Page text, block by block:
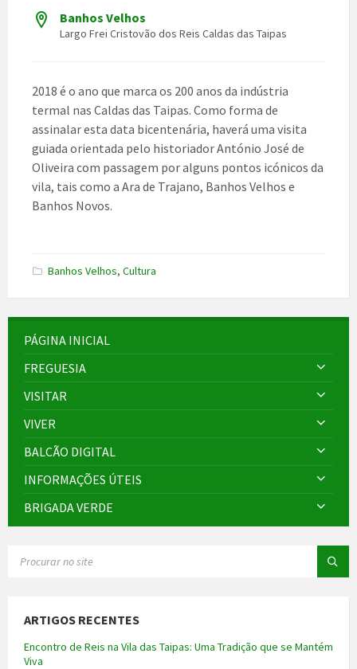
Banhos Velhos
Largo Frei Cristovão dos Reis Caldas das Taipas
2018 é o ano que marca os 200 anos da indústria
termal nas Caldas das Taipas. Como forma de
assinalar esta data bicentenária, haverá uma visita
guiada orientada pelo historiador António José de
Oliveira com passagem por alguns pontos icónicos da
vila, tais como a Ara de Trajano, Banhos Velhos e
Banhos Novos.
Banhos Velhos, Cultura
PÁGINA INICIAL
FREGUESIA
VISITAR
VIVER
BALCÃO DIGITAL
INFORMAÇÕES ÚTEIS
BRIGADA VERDE
ARTIGOS RECENTES
Encontro de Reis na Vila das Taipas: Uma Tradição que se Mantém
Viva